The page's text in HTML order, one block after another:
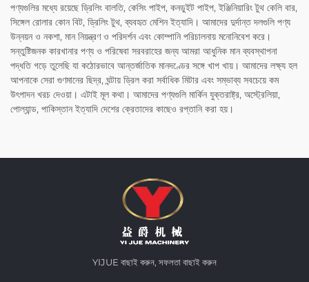
পণ্যগুলির মধ্যে রয়েছে ড্রিলিং বালতি, কেসিং পাইপ, কনডুইট পাইপ, ইঞ্জিনিয়ারিং টুথ কেলি বার,
সিঙ্গেল রোলার কোন বিট, ড্রিলিং টুথ, ব্যবহৃত মেশিন ইত্যাদি। আমাদের দুর্দান্ত দলগুলি পণ্য
উন্নয়ন ও নকশা, মান নিয়ন্ত্রণ ও পরিদর্শন এবং কোম্পানি পরিচালনায় মনোনিবেশ করে।
সন্তুষ্টিজনক কারখানার পণ্য ও পরিষেবা সরবরাহের জন্য আমরা আধুনিক মান ব্যবস্থাপনা
পদ্ধতি গড়ে তুলেছি যা কঠোরভাবে আন্তর্জাতিক মানদণ্ডের সঙ্গে খাপ খায়। আমাদের লক্ষ্য হল
আপনাকে সেরা গুণমানের ছিদ্র, ঘন্টায় ড্রিল করা সর্বাধিক মিটার এবং সম্ভাব্য সবচেয়ে কম
উৎপাদন খরচ দেওয়া। এটাই মূল কথা। আমাদের পণ্যগুলি মার্কিন যুক্তরাষ্ট্র, অস্ট্রেলিয়া,
পোল্যান্ড, পাকিস্তান ইত্যাদি দেশের ক্রেতাদের কাছেও রপ্তানি করা হয়।
YIJUE বাছাই করুন, সফলতা বাছাই করুন